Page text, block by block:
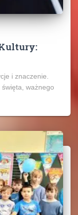
i znaczenie.
ważnego